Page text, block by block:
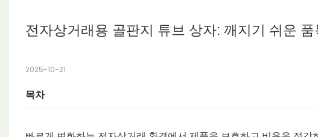
전자상거래용 골판지 튜브 상자: 깨지기 쉬운
2025-10-21
목차